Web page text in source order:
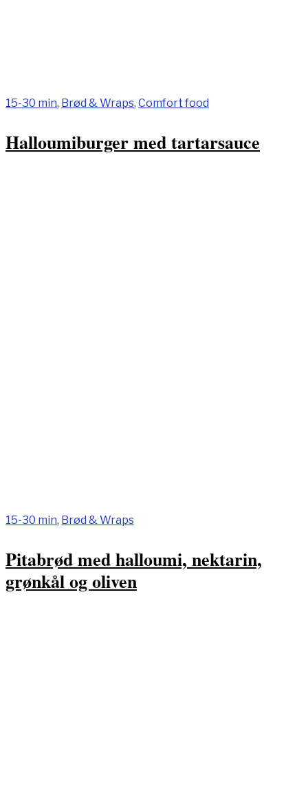
15-30 min, Brød & Wraps, Comfort food
Halloumiburger med tartarsauce
15-30 min, Brød & Wraps
Pitabrød med halloumi, nektarin,
grønkål og oliven